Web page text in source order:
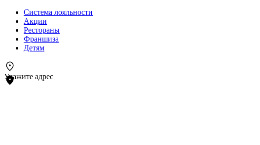
Система лояльности
Акции
Рестораны
Франшиза
Детям
Укажите адрес